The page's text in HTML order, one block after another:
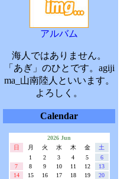
アルバム
海人ではありません。
「あぎ」のひとです。agiji
ma_山南陸人といいます。
よろしく。
Calendar
2026 Jun
日
月 火 水 木 金
土
1
2 3 4 5
6
7
8 9 10 11 12
13
14
15 16 17 18 19
20